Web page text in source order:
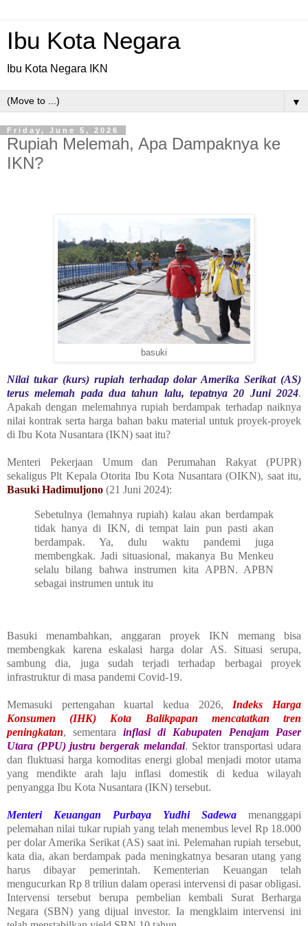
Ibu Kota Negara
Ibu Kota Negara IKN
▼
Friday, June 5, 2026
Rupiah Melemah, Apa Dampaknya ke
IKN?
basuki
Nilai tukar (kurs) rupiah terhadap dolar Amerika Serikat (AS)
terus melemah pada dua tahun lalu, tepatnya 20 Juni 2024.
Apakah dengan melemahnya rupiah berdampak terhadap naiknya
nilai kontrak serta harga bahan baku material untuk proyek-proyek
di Ibu Kota Nusantara (IKN) saat itu?
Menteri Pekerjaan Umum dan Perumahan Rakyat (PUPR)
sekaligus Plt Kepala Otorita Ibu Kota Nusantara (OIKN), saat itu,
Basuki Hadimuljono (21 Juni 2024):
Sebetulnya (lemahnya rupiah) kalau akan berdampak
tidak hanya di IKN, di tempat lain pun pasti akan
berdampak. Ya, dulu waktu pandemi juga
membengkak. Jadi situasional, makanya Bu Menkeu
selalu bilang bahwa instrumen kita APBN. APBN
sebagai instrumen untuk itu
Basuki menambahkan, anggaran proyek IKN memang bisa
membengkak karena eskalasi harga dolar AS. Situasi serupa,
sambung dia, juga sudah terjadi terhadap berbagai proyek
infrastruktur di masa pandemi Covid-19.
Memasuki pertengahan kuartal kedua 2026,Indeks Harga
Konsumen (IHK) Kota Balikpapan mencatatkan tren
peningkatan, sementara inflasi di Kabupaten Penajam Paser
Utara (PPU) justru bergerak melandai. Sektor transportasi udara
dan fluktuasi harga komoditas energi global menjadi motor utama
yang mendikte arah laju inflasi domestik di kedua wilayah
penyangga Ibu Kota Nusantara (IKN) tersebut.
Menteri Keuangan Purbaya Yudhi Sadewa menanggapi
pelemahan nilai tukar rupiah yang telah menembus level Rp 18.000
per dolar Amerika Serikat (AS) saat ini. Pelemahan rupiah tersebut,
kata dia, akan berdampak pada meningkatnya besaran utang yang
harus dibayar pemerintah. Kementerian Keuangan telah
mengucurkan Rp 8 triliun dalam operasi intervensi di pasar obligasi.
Intervensi tersebut berupa pembelian kembali Surat Berharga
Negara (SBN) yang dijual investor. Ia mengklaim intervensi ini